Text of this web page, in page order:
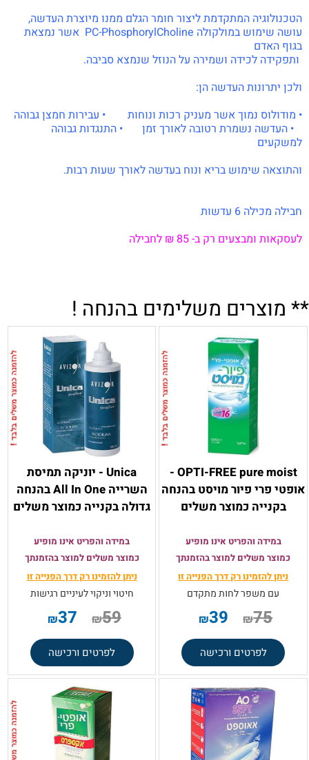
הטכנולוגיה המתקדמת ליצור חומר הגלם ממנו מיוצרת העדשה,
עושה שימוש במולקולה PC-PhosphorylCholine אשר נמצאת
בגוף האדם
ותפקידה לכידה ושמירה על הנוזל שנמצא סביבה.
ולכן יתרונות העדשה הן:
• מודולוס נמוך אשר מעניק רכות ונוחות • עבירות חמצן גבוהה
• העדשה נשמרת רטובה לאורך זמן • התנגדות גבוהה
למשקעים
והתוצאה שימוש בריא ונוח בעדשה לאורך שעות רבות.
חבילה מכילה 6 עדשות
לעסקאות ומבצעים רק ב-85 ₪ לחבילה
** מוצרים משלימים בהנחה !
OPTI-FREE pure moist -
אופטי פרי פיור מויסט בהנחה
בקנייה כמוצר משלים
במידה והפריט אינו מופיע
כמוצר משלים למוצר בהזמנתך
ניתן להזמינו רק דרך הפנייה זו
עם משפר לחות מתקדם
₪75
₪39
לפרטים ורכישה
Unica - יוניקה תמיסת
השרייה All In One בהנחה
גדולה בקנייה כמוצר משלים
במידה והפריט אינו מופיע
כמוצר משלים למוצר בהזמנתך
ניתן להזמינו רק דרך הפנייה זו
חיטוי וניקוי לעיניים רגישות
₪59
₪37
לפרטים ורכישה